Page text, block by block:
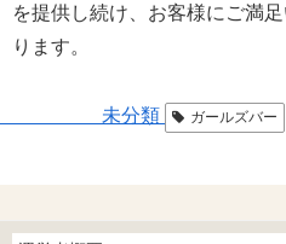
を提供し続け、お客様にご満
ります。
未分類 ガールズバー